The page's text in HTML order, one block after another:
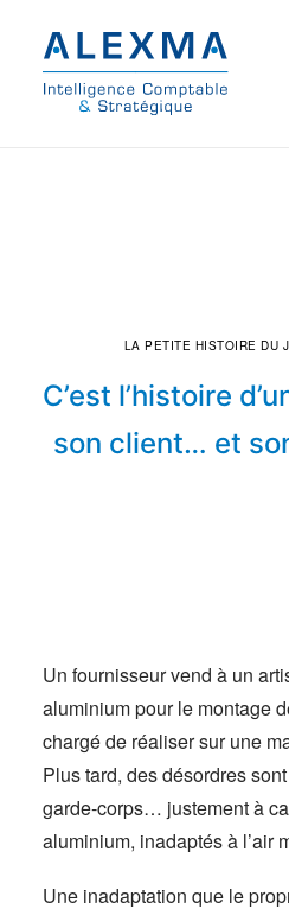
Commissariat aux comptes
On parle de nous
© 2021 Alexma
C’est l’histoire
son client… et
LA PETITE HISTOIRE DU
Un fournisseur vend à un
aluminium pour le montage
chargé de réaliser sur une
Plus tard, des désordres
garde-corps… justement à
aluminium, inadaptés à l’air
Une inadaptation que le